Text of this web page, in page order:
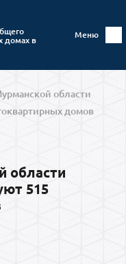
домах в
Меню
области
домов
области
515